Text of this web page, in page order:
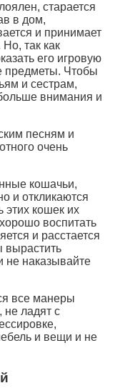
старается
в дом,
и принимает
так как
его игровую
предметы. Чтобы
и сестрам,
внимания и
песням и
очень
кошачьи,
и откликаются
этих кошек их
воспитать
и расстается
вырастить
не наказывайте
все манеры
не ладят с
и вещи и не